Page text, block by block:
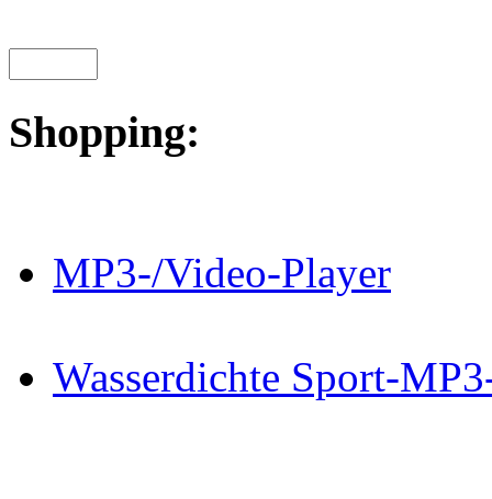
Shopping:
MP3-/Video-Player
Wasserdichte Sport-